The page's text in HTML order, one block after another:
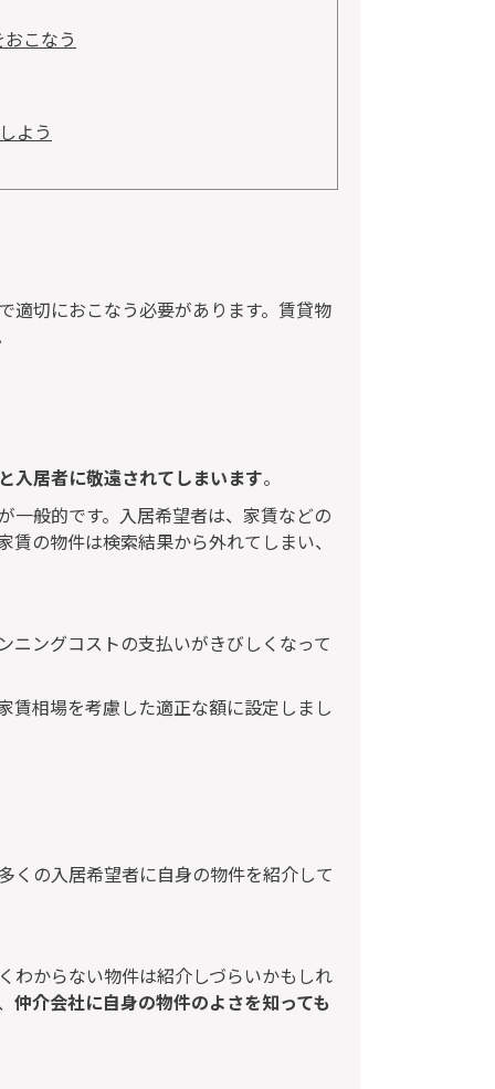
こなう
よう
適切におこなう必要があります。賃貸物
入居者に敬遠されてしまいます。
一般的です。入居希望者は、家賃などの
の物件は検索結果から外れてしまい、
ニングコストの支払いがきびしくなって
賃相場を考慮した適正な額に設定しまし
くの入居希望者に自身の物件を紹介して
わからない物件は紹介しづらいかもしれ
仲介会社に自身の物件のよさを知っても